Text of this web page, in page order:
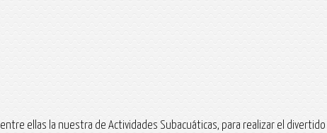
ellas la nuestra de Actividades Subacuáticas, para realizar el